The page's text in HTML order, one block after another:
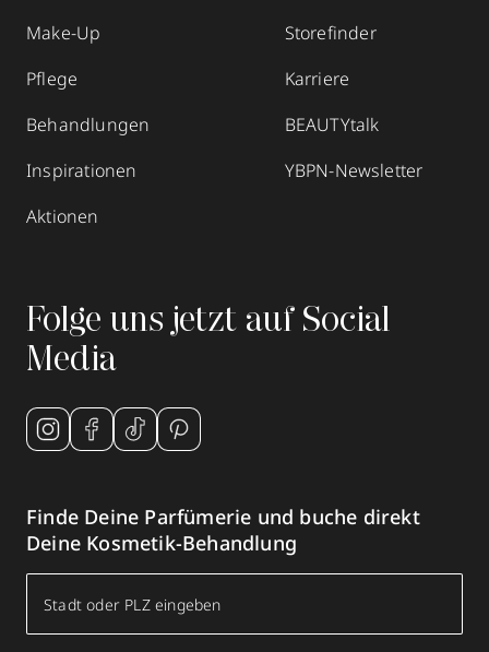
Make-Up
Pflege
Behandlungen
Inspirationen
Aktionen
Storefinder
Karriere
BEAUTYtalk
YBPN-Newsletter
Folge uns jetzt auf Social
Media
Finde Deine Parfümerie und buche direkt
Deine Kosmetik-Behandlung